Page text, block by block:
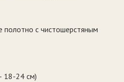
с чистошерстяным
18-24 см)